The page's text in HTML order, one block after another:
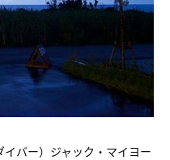
バー）ジャック・マイヨー